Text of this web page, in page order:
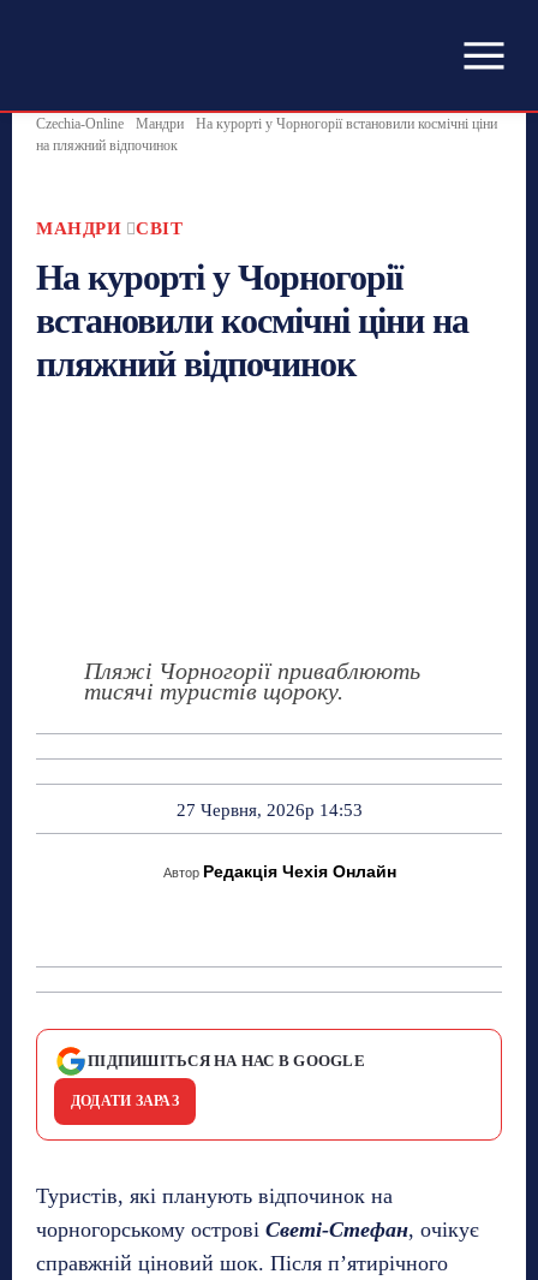
Czechia-Online Мандри
На курорті у Чорногорії встановили космічні ціни
на пляжний відпочинок
МАНДРИ СВІТ
На курорті у Чорногорії
встановили космічні ціни на
пляжний відпочинок
Пляжі Чорногорії приваблюють
тисячі туристів щороку.
27 Червня, 2026р 14:53
Автор Редакція Чехія Онлайн
ПІДПИШІТЬСЯ НА НАС В GOOGLE
ДОДАТИ ЗАРАЗ
Туристів, які планують відпочинок на
чорногорському острові Светі-Стефан, очікує
справжній ціновий шок. Після п’ятирічного